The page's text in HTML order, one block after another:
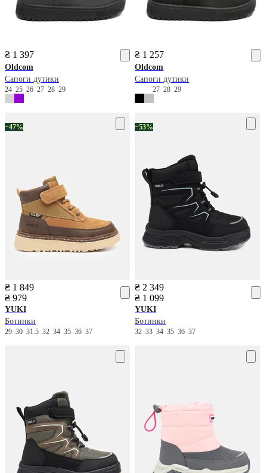
₴ 1 397
Oldcom
Сапоги дутики
24 25 26 27 28 29
₴ 1 257
Oldcom
Сапоги дутики
272829
−47%
₴ 1 849
₴ 979
YUKI
Ботинки
29 30 31.5 32 34 35 36 37
−53%
₴ 2 349
₴ 1 099
YUKI
Ботинки
323334353637